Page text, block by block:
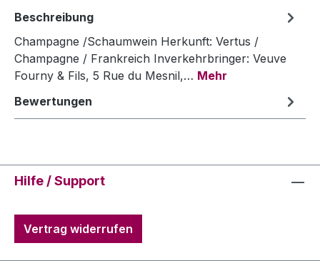
Beschreibung
Champagne /Schaumwein Herkunft: Vertus /
Champagne / Frankreich Inverkehrbringer: Veuve
Fourny & Fils, 5 Rue du Mesnil,… Mehr
Bewertungen
Hilfe / Support
Vertrag widerrufen